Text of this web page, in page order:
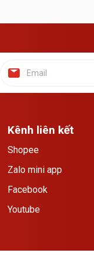
Kênh liên kết
Shopee
Zalo mini app
Facebook
Youtube